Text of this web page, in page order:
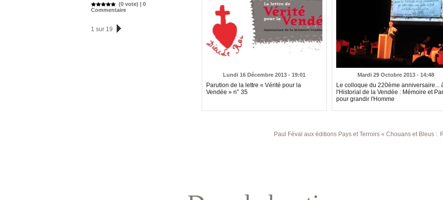
(0 vote) | 0
Commentaire
1 sur 19
Lundi 16 Décembre 2013 - 19:01
Parution de la lettre « Vérité pour la
Vendée » n° 35
Mardi 29 Octobre 2013 - 14:48
Le colloque du 220ème anniversaire...
l'Historial de la Vendée : Mémoire et
pour grandir l'Homme
Paul Féval aux éditions Pays et Terroirs « Chouans et Bleus : Récits de